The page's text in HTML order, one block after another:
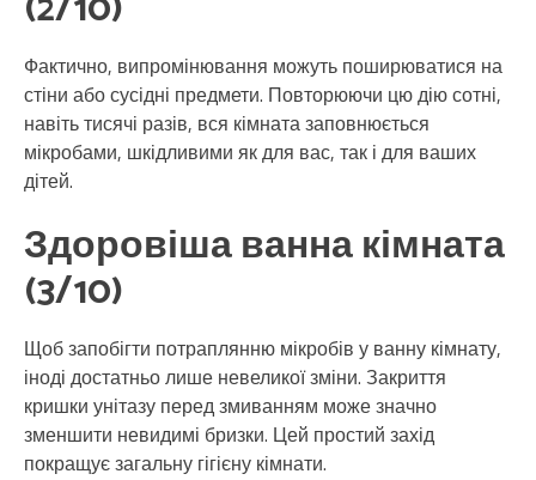
Фактично, випромінювання можуть поширюватися на
стіни або сусідні предмети. Повторюючи цю дію сотні,
навіть тисячі разів, вся кімната заповнюється
мікробами, шкідливими як для вас, так і для ваших
дітей.
Здоровіша ванна кімната
(3/10)
Щоб запобігти потраплянню мікробів у ванну кімнату,
іноді достатньо лише невеликої зміни. Закриття
кришки унітазу перед змиванням може значно
зменшити невидимі бризки. Цей простий захід
покращує загальну гігієну кімнати.